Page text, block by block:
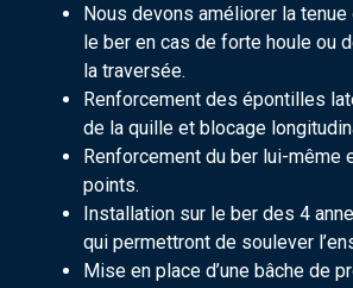
Nous devons améliorer la
le ber en cas de forte houle ou
la traversée.
Renforcement des épontilles
de la quille et blocage
Renforcement du ber lui-même
points.
Installation sur le ber des 4
qui permettront de soulever
Mise en place d’une bâche de